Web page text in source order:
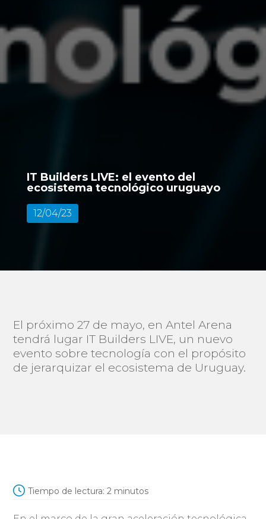
IT Builders LIVE: el evento del
ecosistema tecnológico uruguayo
12/04/23
El próximo 27 de mayo, en Antel Arena
tendrá lugar IT Builders LIVE, un nuevo
evento sobre tecnología con el propósito
de jerarquizar el ecosistema de Uruguay.
Tiempo de lectura: 2 minutos